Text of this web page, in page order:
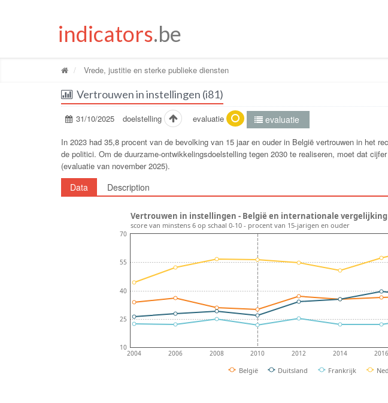
indicators.be
Vrede, justitie en sterke publieke diensten
Vertrouwen in instellingen (i81)
31/10/2025 doelstelling evaluatie evaluatie
In 2023 had 35,8 procent van de bevolking van 15 jaar en ouder in België vertrouwen in het
de politici. Om de duurzame-ontwikkelingsdoelstelling tegen 2030 te realiseren, moet dat
(evaluatie van november 2025).
Data Description
2004 2006 2008 2010 2012 2014 2016
10
25
40
55
70
België Duitsland Frankrijk
Vertrouwen in instellingen - België en internationale vergelijking
score van minstens 6 op schaal 0-10 - procent van 15-jarigen en ouder